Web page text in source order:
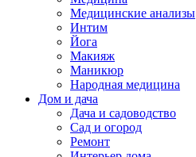
Медицинские анализы
Интим
Йога
Макияж
Маникюр
Народная медицина
Дом и дача
Дача и садоводство
Сад и огород
Ремонт